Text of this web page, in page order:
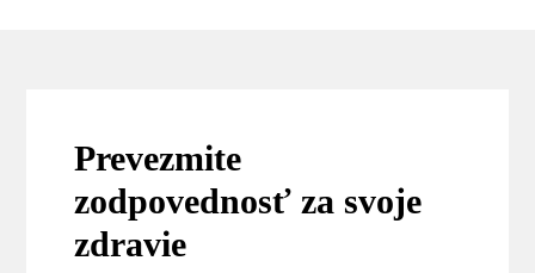
Prevezmite
zodpovednosť za svoje
zdravie